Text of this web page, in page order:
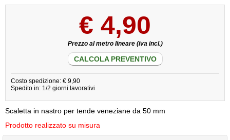
€ 4,90
Prezzo al metro lineare (iva incl.)
CALCOLA PREVENTIVO
Costo spedizione: € 9,90
Spedito in: 1/2 giorni lavorativi
Scaletta in nastro per tende veneziane da 50 mm
Prodotto realizzato su misura